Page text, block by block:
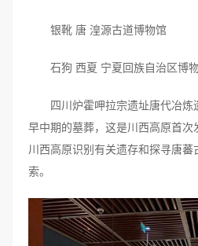
银靴 唐 湟源古道博物馆
石狗 西夏 宁夏回族自治区博
四川炉霍呷拉宗遗址唐代冶炼
早中期的墓葬，这是川西高原首次
川西高原识别有关遗存和探寻唐
索。